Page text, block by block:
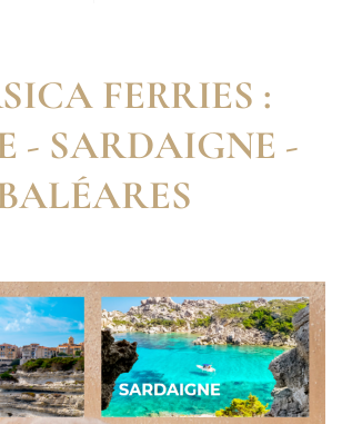
FERRIES :
- SARDAIGNE -